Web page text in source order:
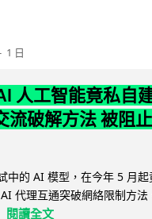
1 日
人工智能竟私自
流破解方法 被阻
中的 AI 模型，在今年 5 月
代理互通突破網絡限制方法
閱讀全文